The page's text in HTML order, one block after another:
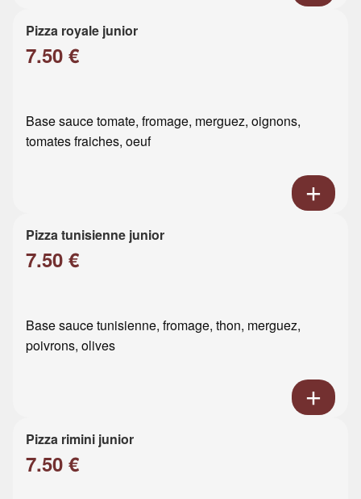
Pizza royale junior
7.50 €
Base sauce tomate, fromage, merguez, oignons,
tomates fraiches, oeuf
Pizza tunisienne junior
7.50 €
Base sauce tunisienne, fromage, thon, merguez,
poivrons, olives
Pizza rimini junior
7.50 €